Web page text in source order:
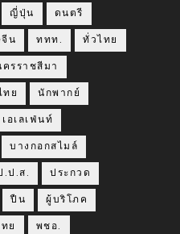
ญี่ปุ่น ดนตรี
น ททท. ทั่วไทย
ครราชสีมา
ทย นักพากย์
อเลเฟ่นท์
บางกอกสไมล์
.ป.ส. ประกวด
ปืน ผู้บริโภค
ย พชอ.